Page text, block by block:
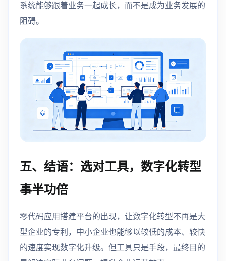
系统能够跟着业务一起成长，而不是成为业务发展的
阻碍。
五、结语：选对工具，数字化转型
事半功倍
零代码应用搭建平台的出现，让数字化转型不再是大
型企业的专利，中小企业也能够以较低的成本、较快
的速度实现数字化升级。但工具只是手段，最终目的